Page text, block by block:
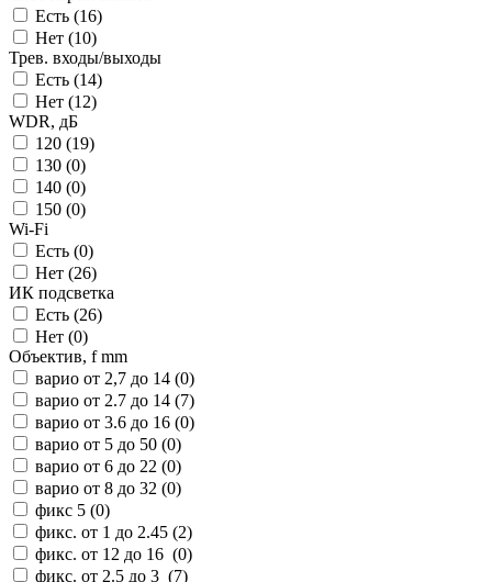
Есть (16)
Нет (10)
Трев. входы/выходы
Есть (14)
Нет (12)
WDR, дБ
120 (19)
130 (0)
140 (0)
150 (0)
Wi-Fi
Есть (0)
Нет (26)
ИК подсветка
Есть (26)
Нет (0)
Объектив, f mm
варио от 2,7 до 14 (0)
варио от 2.7 до 14 (7)
варио от 3.6 до 16 (0)
варио от 5 до 50 (0)
варио от 6 до 22 (0)
варио от 8 до 32 (0)
фикс 5 (0)
фикс. от 1 до 2.45 (2)
фикс. от 12 до 16 (0)
фикс. от 2.5 до 3 (7)